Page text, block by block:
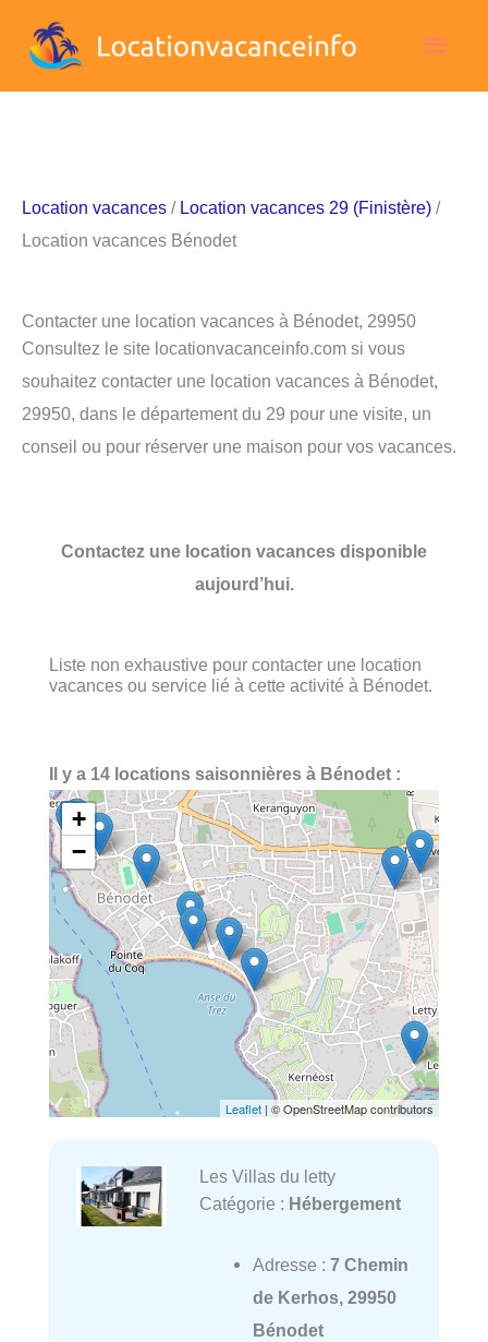
Location vacances / Location vacances 29 (Finistère) /
Location vacances Bénodet
Contacter une location vacances à Bénodet, 29950
Consultez le site locationvacanceinfo.com si vous
souhaitez contacter une location vacances à Bénodet,
29950, dans le département du 29 pour une visite, un
conseil ou pour réserver une maison pour vos vacances.
Contactez une location vacances disponible
aujourd’hui.
Liste non exhaustive pour contacter une location
vacances ou service lié à cette activité à Bénodet.
Il y a 14 locations saisonnières à Bénodet :
+
−
Leaflet | © OpenStreetMap contributors
Les Villas du letty
Catégorie : Hébergement
Adresse : 7 Chemin
de Kerhos, 29950
Bénodet